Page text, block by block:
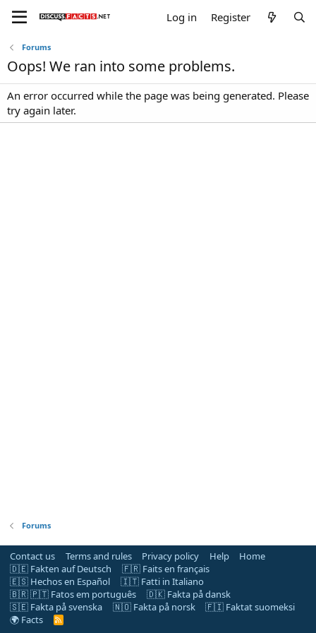
Log in Register
Forums
Oops! We ran into some problems.
An error occurred while the page was being generated. Please
try again later.
Forums
Contact us Terms and rules Privacy policy Help
Home
🇩🇪 Fakten auf Deutsch
🇫🇷 Faits en français
🇪🇸 Hechos en Español
🇮🇹 Fatti in Italiano
🇧🇷 🇵🇹 Fatos em português
🇩🇰 Fakta på dansk
🇸🇪 Fakta på svenska
🇳🇴 Fakta på norsk
🇫🇮 Faktat suomeksi
🌍 Facts
R